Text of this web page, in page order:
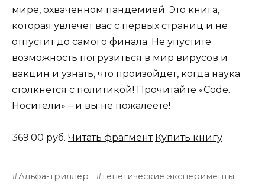
мире, охваченном пандемией. Это книга,
которая увлечет вас с первых страниц и не
отпустит до самого финала. Не упустите
возможность погрузиться в мир вирусов и
вакцин и узнать, что произойдет, когда наука
столкнется с политикой! Прочитайте «Code.
Носители» – и вы не пожалеете!
369.00 руб. Читать фрагмент Купить книгу
Альфа-триллер
генетические эксперименты